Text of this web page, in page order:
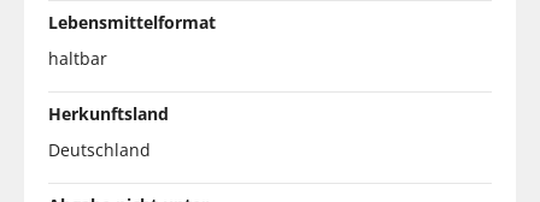
Lebensmittelformat
haltbar
Herkunftsland
Deutschland